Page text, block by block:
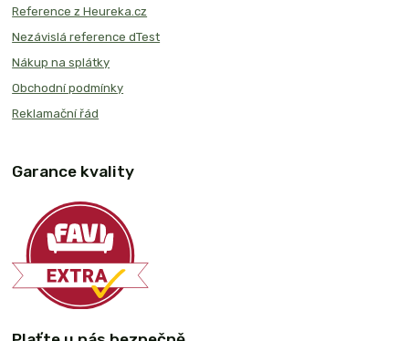
Reference z Heureka.cz
Nezávislá reference dTest
Nákup na splátky
Obchodní podmínky
Reklamační řád
Garance kvality